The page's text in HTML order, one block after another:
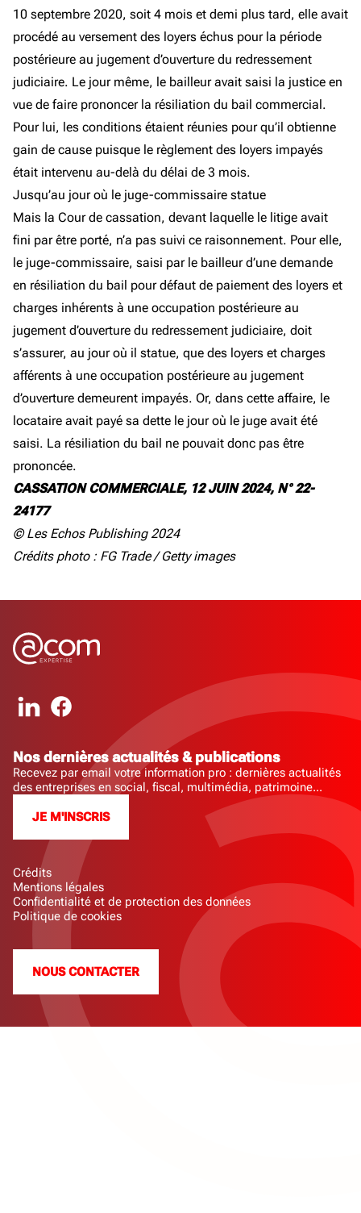
10 septembre 2020, soit 4 mois et demi plus tard, elle avait
procédé au versement des loyers échus pour la période
postérieure au jugement d’ouverture du redressement
judiciaire. Le jour même, le bailleur avait saisi la justice en
vue de faire prononcer la résiliation du bail commercial.
Pour lui, les conditions étaient réunies pour qu’il obtienne
gain de cause puisque le règlement des loyers impayés
était intervenu au-delà du délai de 3 mois.
Jusqu’au jour où le juge-commissaire statue
Mais la Cour de cassation, devant laquelle le litige avait
fini par être porté, n’a pas suivi ce raisonnement. Pour elle,
le juge-commissaire, saisi par le bailleur d’une demande
en résiliation du bail pour défaut de paiement des loyers et
charges inhérents à une occupation postérieure au
jugement d’ouverture du redressement judiciaire, doit
s’assurer, au jour où il statue, que des loyers et charges
afférents à une occupation postérieure au jugement
d’ouverture demeurent impayés. Or, dans cette affaire, le
locataire avait payé sa dette le jour où le juge avait été
saisi. La résiliation du bail ne pouvait donc pas être
prononcée.
CASSATION COMMERCIALE, 12 JUIN 2024, N° 22-
24177
© Les Echos Publishing 2024
Crédits photo : FG Trade / Getty images
Crédits
Mentions légales
Confidentialité et de protection des données
Politique de cookies
NOUS CONTACTER
Nos dernières actualités & publications
Recevez par email votre information pro : dernières actualités
des entreprises en social, fiscal, multimédia, patrimoine...
JE M'INSCRIS